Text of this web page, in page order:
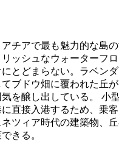
アチアで最も魅力的な島
ッシュなウォーターフ
とどまらない。ラベン
ブドウ畑に覆われた丘
を醸し出している。 小
直接入港するため、乗客
ツィア時代の建築物、
きる。